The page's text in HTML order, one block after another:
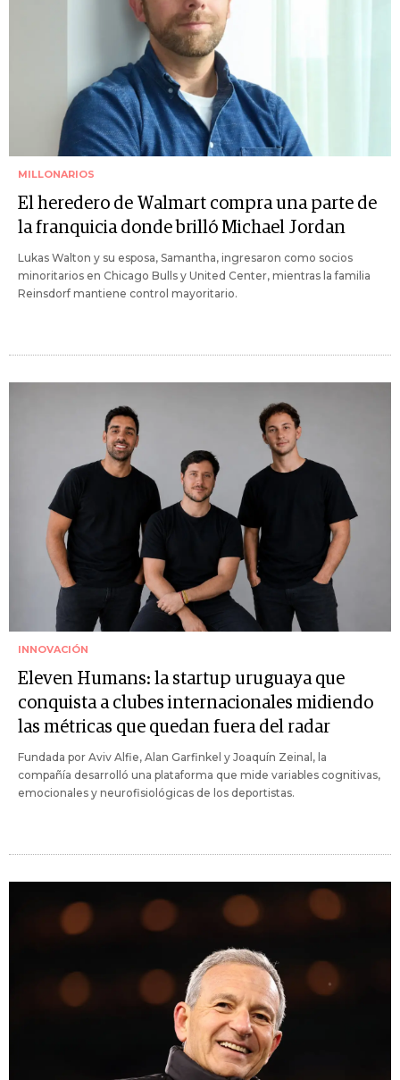
MILLONARIOS
El heredero de Walmart compra una parte de
la franquicia donde brilló Michael Jordan
Lukas Walton y su esposa, Samantha, ingresaron como socios
minoritarios en Chicago Bulls y United Center, mientras la familia
Reinsdorf mantiene control mayoritario.
INNOVACIÓN
Eleven Humans: la startup uruguaya que
conquista a clubes internacionales midiendo
las métricas que quedan fuera del radar
Fundada por Aviv Alfie, Alan Garfinkel y Joaquín Zeinal, la
compañía desarrolló una plataforma que mide variables cognitivas,
emocionales y neurofisiológicas de los deportistas.